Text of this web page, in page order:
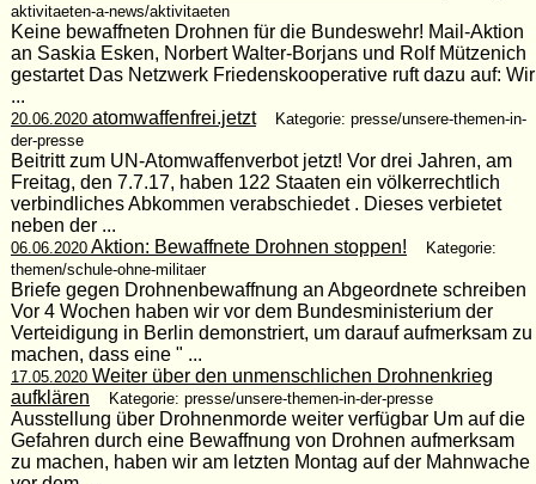
aktivitaeten-a-news/aktivitaeten
Keine bewaffneten Drohnen für die Bundeswehr! Mail-Aktion
an Saskia Esken, Norbert Walter-Borjans und Rolf Mützenich
gestartet Das Netzwerk Friedenskooperative ruft dazu auf: Wir
...
20.06.2020atomwaffenfrei.jetzt
Kategorie: presse/unsere-themen-in-
der-presse
Beitritt zum UN-Atomwaffenverbot jetzt! Vor drei Jahren, am
Freitag, den 7.7.17, haben 122 Staaten ein völkerrechtlich
verbindliches Abkommen verabschiedet . Dieses verbietet
neben der ...
06.06.2020Aktion: Bewaffnete Drohnen stoppen!
Kategorie:
themen/schule-ohne-militaer
Briefe gegen Drohnenbewaffnung an Abgeordnete schreiben
Vor 4 Wochen haben wir vor dem Bundesministerium der
Verteidigung in Berlin demonstriert, um darauf aufmerksam zu
machen, dass eine " ...
17.05.2020Weiter über den unmenschlichen Drohnenkrieg
aufklären
Kategorie: presse/unsere-themen-in-der-presse
Ausstellung über Drohnenmorde weiter verfügbar Um auf die
Gefahren durch eine Bewaffnung von Drohnen aufmerksam
zu machen, haben wir am letzten Montag auf der Mahnwache